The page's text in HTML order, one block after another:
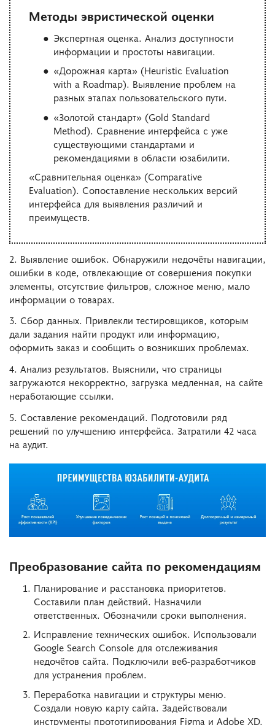
Методы эвристической оценки
Экспертная оценка. Анализ доступности
информации и простоты навигации.
«Дорожная карта» (Heuristic Evaluation
with a Roadmap). Выявление проблем на
разных этапах пользовательского пути.
«Золотой стандарт» (Gold Standard
Method). Сравнение интерфейса с уже
существующими стандартами и
рекомендациями в области юзабилити.
«Сравнительная оценка» (Comparative
Evaluation). Сопоставление нескольких версий
интерфейса для выявления различий и
преимуществ.
2. Выявление ошибок. Обнаружили недочёты навигации,
ошибки в коде, отвлекающие от совершения покупки
элементы, отсутствие фильтров, сложное меню, мало
информации о товарах.
3. Сбор данных. Привлекли тестировщиков, которым
дали задания найти продукт или информацию,
оформить заказ и сообщить о возникших проблемах.
4. Анализ результатов. Выяснили, что страницы
загружаются некорректно, загрузка медленная, на сайте
неработающие ссылки.
5. Составление рекомендаций. Подготовили ряд
решений по улучшению интерфейса. Затратили 42 часа
на аудит.
Преобразование сайта по рекомендациям
Планирование и расстановка приоритетов.
Составили план действий. Назначили
ответственных. Обозначили сроки выполнения.
Исправление технических ошибок. Использовали
Google Search Console для отслеживания
недочётов сайта. Подключили веб-разработчиков
для устранения проблем.
Переработка навигации и структуры меню.
Создали новую карту сайта. Задействовали
инструменты прототипирования Figma и Adobe XD.